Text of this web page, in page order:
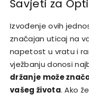
Savjeti za
Izvođenje ovih
značajan uticaj na
napetost u vratu i
vježbanju donosi
držanje može
vašeg života. Ako